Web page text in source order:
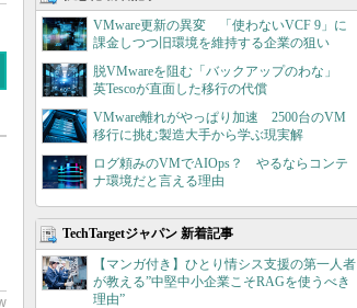
VMware更新の異変 「使わないVCF 9」に
課金しつつ旧環境を維持する企業の狙い
脱VMwareを阻む「バックアップのわな」
英Tescoが直面した移行の代償
VMware離れがやっぱり加速 2500台のVM
移行に挑む製造大手から学ぶ現実解
ログ頼みのVMでAIOps？ やるならコンテ
ナ環境だと言える理由
TechTargetジャパン 新着記事
【マンガ付き】ひとり情シス支援の第一人者
が教える”中堅中小企業こそRAGを使うべき
理由”